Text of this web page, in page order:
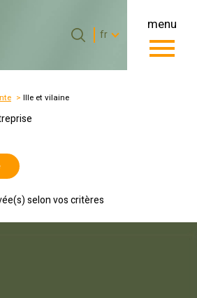
menu
fr
Ille et vilaine
selon vos critères